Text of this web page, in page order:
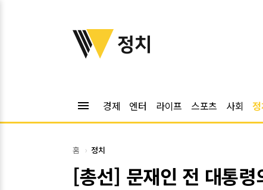
위키트리
정치
menu 경제 엔터 라이프 스포츠 사회
홈 정치
[총선] 문재인 전 대통